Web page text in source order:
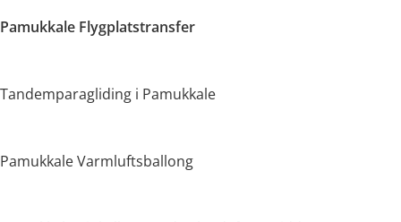
Pamukkale Flygplatstransfer
Tandemparagliding i Pamukkale
Pamukkale Varmluftsballong